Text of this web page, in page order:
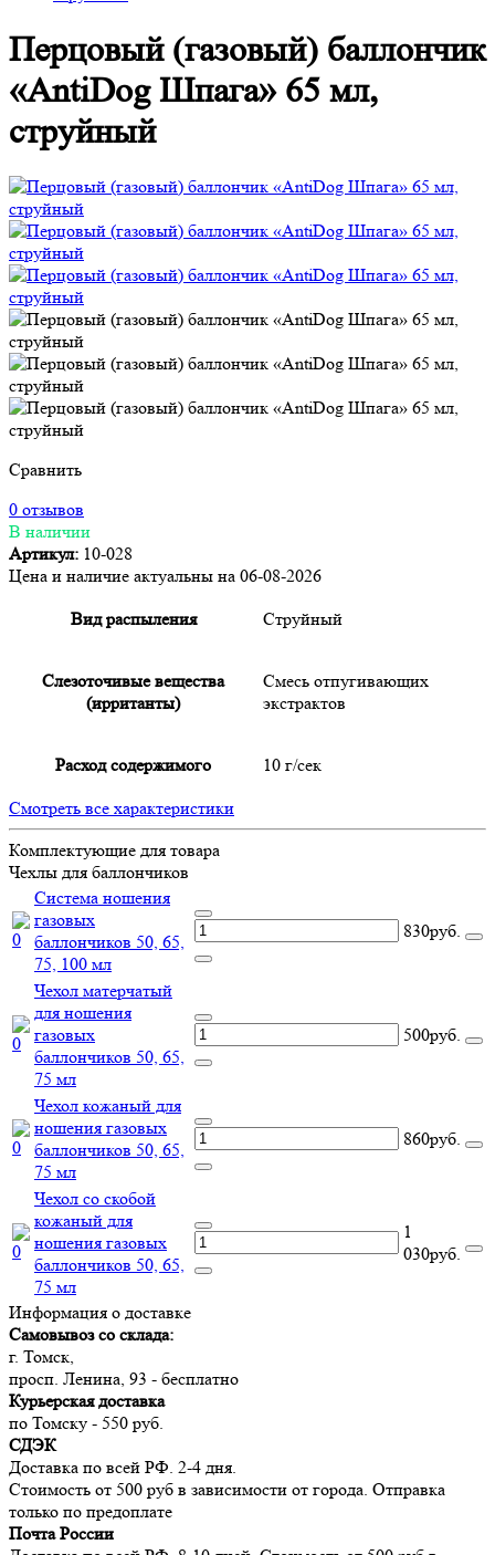
Перцовый (газовый) баллончик
«AntiDog Шпага» 65 мл,
струйный
Сравнить
0 отзывов
В наличии
Артикул: 10-028
Цена и наличие актуальны на 06-08-2026
Вид распыления Струйный
Слезоточивые вещества
(ирританты)
Смесь отпугивающих
экстрактов
Расход содержимого 10 г/сек
Смотреть все характеристики
Комплектующие для товара
Чехлы для баллончиков
Система ношения
газовых
баллончиков 50, 65,
75, 100 мл
830руб.
Чехол матерчатый
для ношения
газовых
баллончиков 50, 65,
75 мл
500руб.
Чехол кожаный для
ношения газовых
баллончиков 50, 65,
75 мл
860руб.
Чехол со скобой
кожаный для
ношения газовых
баллончиков 50, 65,
75 мл
1
030руб.
Информация о доставке
Самовывоз со склада:
г. Томск,
просп. Ленина, 93 - бесплатно
Курьерская доставка
по Томску - 550 руб.
СДЭК
Доставка по всей РФ. 2-4 дня.
Стоимость от 500 руб в зависимости от города. Отправка
только по предоплате
Почта России